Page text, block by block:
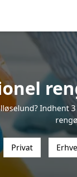
Indhent
Privat